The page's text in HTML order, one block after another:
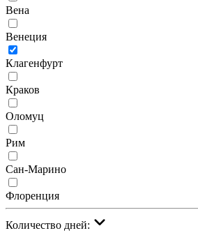
Вена
Венеция
Клагенфурт
Краков
Оломуц
Рим
Сан-Марино
Флоренция
Количество дней: